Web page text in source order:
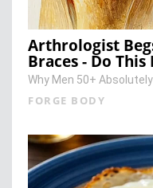
Arthrologist
Braces - Do This
Why Men 50+
FORGE BODY